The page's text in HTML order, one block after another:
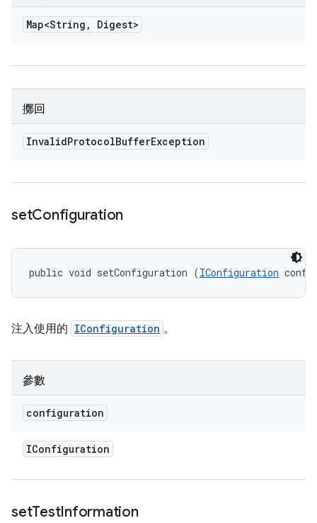
Map<String , Digest>
擲回
InvalidProtocolBufferException
setConfiguration
public void setConfiguration (IConfiguration
注入使用的 IConfiguration 。
參數
configuration
IConfiguration
setTestInformation